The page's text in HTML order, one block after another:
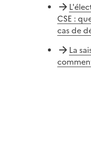
CSE :
cas de
La